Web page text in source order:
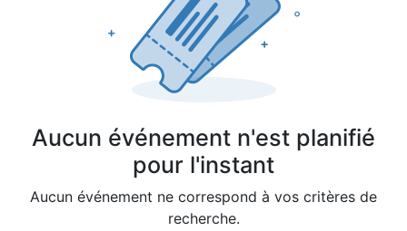
Aucun événement n'est planifié
pour l'instant
Aucun événement ne correspond à vos critères de
recherche.